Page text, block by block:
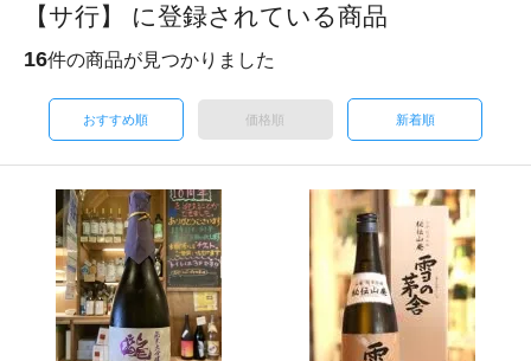
【サ行】 に登録されている商品
16件の商品が見つかりました
おすすめ順 価格順 新着順